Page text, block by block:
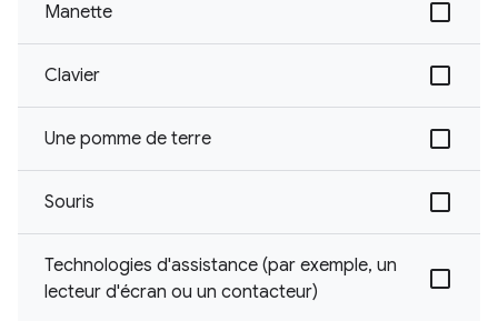
Manette
Clavier
Une pomme de terre
Souris
Technologies d'assistance (par exemple, un
lecteur d'écran ou un contacteur)